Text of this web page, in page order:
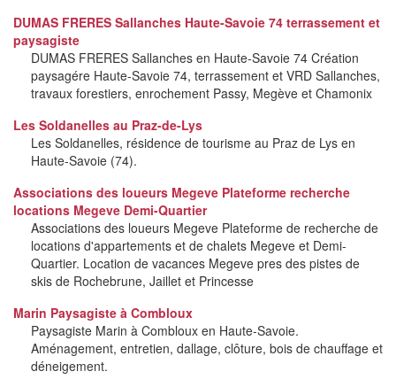
DUMAS FRERES Sallanches Haute-Savoie 74 terrassement et
paysagiste
DUMAS FRERES Sallanches en Haute-Savoie 74 Création
paysagére Haute-Savoie 74, terrassement et VRD Sallanches,
travaux forestiers, enrochement Passy, Megève et Chamonix
Les Soldanelles au Praz-de-Lys
Les Soldanelles, résidence de tourisme au Praz de Lys en
Haute-Savoie (74).
Associations des loueurs Megeve Plateforme recherche
locations Megeve Demi-Quartier
Associations des loueurs Megeve Plateforme de recherche de
locations d'appartements et de chalets Megeve et Demi-
Quartier. Location de vacances Megeve pres des pistes de
skis de Rochebrune, Jaillet et Princesse
Marin Paysagiste à Combloux
Paysagiste Marin à Combloux en Haute-Savoie.
Aménagement, entretien, dallage, clôture, bois de chauffage et
déneigement.